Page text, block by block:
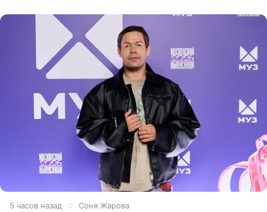
5 часов назад Соня Жарова